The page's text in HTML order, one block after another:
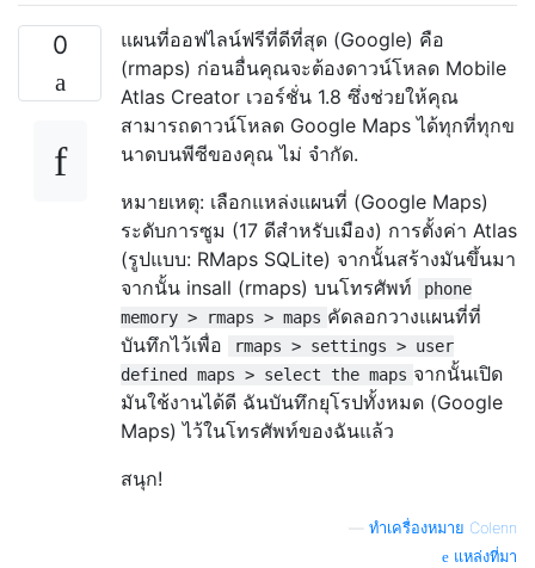
0
แผนที่ออฟไลน์ฟรีที่ดีที่สุด (Google) คือ
(rmaps) ก่อนอื่นคุณจะต้องดาวน์โหลด Mobile
Atlas Creator เวอร์ชั่น 1.8 ซึ่งช่วยให้คุณ
สามารถดาวน์โหลด Google Maps ได้ทุกที่ทุกข
นาดบนพีซีของคุณ ไม่ จำกัด.
หมายเหตุ: เลือกแหล่งแผนที่ (Google Maps)
ระดับการซูม (17 ดีสำหรับเมือง) การตั้งค่า Atlas
(รูปแบบ: RMaps SQLite) จากนั้นสร้างมันขึ้นมา
จากนั้น insall (rmaps) บนโทรศัพท์
phone
memory > rmaps > maps คัดลอกวางแผนที่ที่
บันทึกไว้เพื่อ
rmaps > settings > user
defined maps > select the maps จากนั้นเปิด
มันใช้งานได้ดี ฉันบันทึกยุโรปทั้งหมด (Google
Maps) ไว้ในโทรศัพท์ของฉันแล้ว
สนุก!
ทำเครื่องหมาย Colenn
แหล่งที่มา